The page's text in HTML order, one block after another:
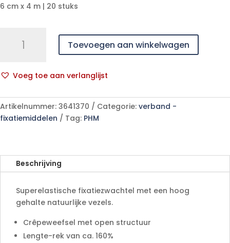
6 cm x 4 m | 20 stuks
gecel.
p/s
aantal
Toevoegen aan winkelwagen
Voeg toe aan verlanglijst
l
t
e
a
t
Artikelnummer: 3641370 Categorie: verband -
fixatiemiddelen
Tag: PHM
Beschrijving
Superelastische fixatiezwachtel met een hoog
gehalte natuurlijke vezels.
Crêpeweefsel met open structuur
Lengte-rek van ca. 160%